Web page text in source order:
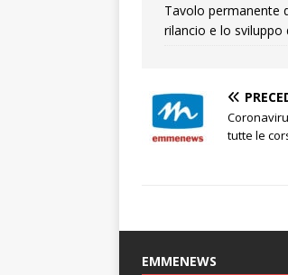
Tavolo permanente
rilancio e lo sviluppo
tutte le
EMMENEWS